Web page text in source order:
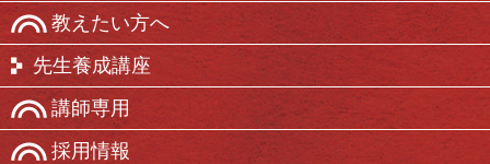
教えたい方へ
先生養成講座
講師専用
採用情報